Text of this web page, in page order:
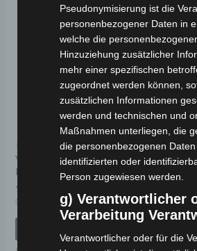
Kostenloser Versand
VOLTA VB2 ELEKTRO-
KLAPPRAD 20″
Bewertet
0
949,00
Preis
war:
949,00 €
854,00€
Preis
ist:
854,00 €.
*
Bewertet
0
5
Pseudonymisierung ist die
personenbezogener Daten in
welche die
Hinzuziehung zusätzlicher
mehr einer spezifischen
zugeordnet werden können,
zusätzlichen Informationen
werden und technischen und
Maßnahmen unterliegen, die
die personenbezogenen
identifizierten oder
Person zugewiesen werden.
g) Verantwortlicher
Verarbeitung
Verantwortlicher oder für die